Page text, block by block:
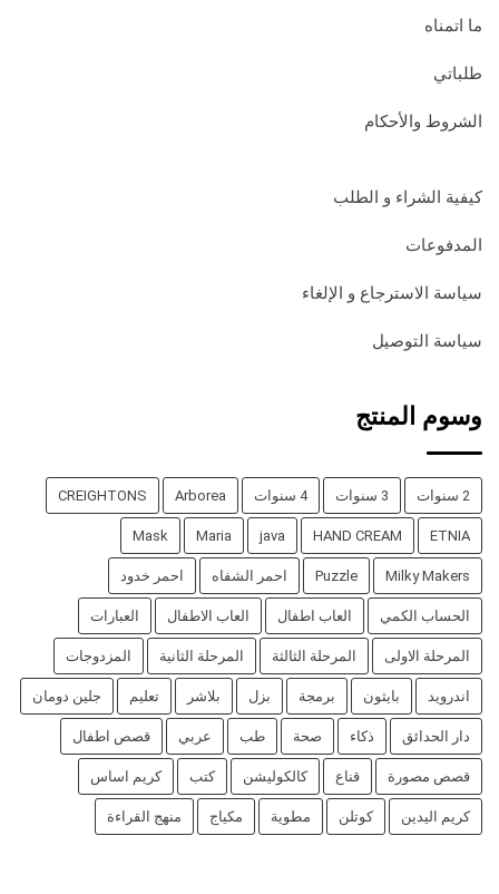
ما اتمناه
طلباتي
الشروط والأحكام
كيفية الشراء و الطلب
المدفوعات
سياسة الاسترجاع و الإلغاء
سياسة التوصيل
وسوم المنتج
2 سنوات 3 سنوات 4 سنوات Arborea
CREIGHTONS
ETNIA
HAND CREAM
java
Maria
Mask
Milky Makers
Puzzle احمر الشفاه احمر خدود
الحساب الكمي العاب اطفال العاب الاطفال العبارات
المرحلة الاولى المرحلة الثالثة المرحلة الثانية المزدوجات
اندرويد بايثون برمجة بزل بلاشر تعليم جلين دومان
دار الحدائق ذكاء صحة طب عربي قصص اطفال
قصص مصورة قناع كالكوليشن كتب كريم اساس
كريم اليدين كوتلن مطوية مكياج منهج القراءة